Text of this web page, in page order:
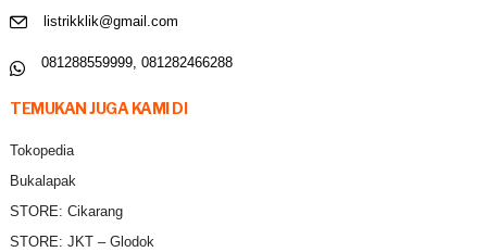
listrikklik@gmail.com
081288559999, 081282466288
TEMUKAN JUGA KAMI DI
Tokopedia
Bukalapak
STORE: Cikarang
STORE: JKT – Glodok